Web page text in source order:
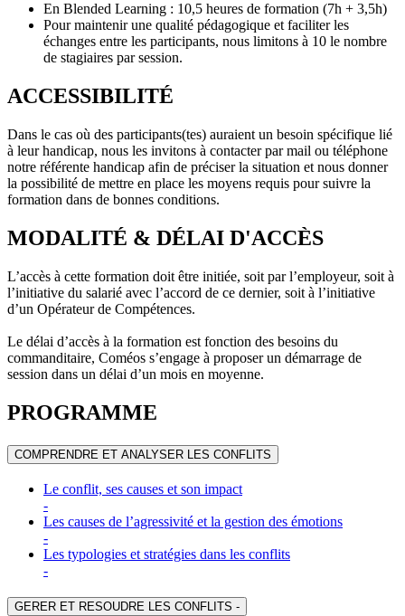
En Blended Learning : 10,5 heures de formation (7h + 3,5h)
Pour maintenir une qualité pédagogique et faciliter les
échanges entre les participants, nous limitons à 10 le nombre
de stagiaires par session.
ACCESSIBILITÉ
Dans le cas où des participants(tes) auraient un besoin spécifique lié
à leur handicap, nous les invitons à contacter par mail ou téléphone
notre référente handicap afin de préciser la situation et nous donner
la possibilité de mettre en place les moyens requis pour suivre la
formation dans de bonnes conditions.
MODALITÉ & DÉLAI D'ACCÈS
L’accès à cette formation doit être initiée, soit par l’employeur, soit à
l’initiative du salarié avec l’accord de ce dernier, soit à l’initiative
d’un Opérateur de Compétences.
Le délai d’accès à la formation est fonction des besoins du
commanditaire, Coméos s’engage à proposer un démarrage de
session dans un délai d’un mois en moyenne.
PROGRAMME
COMPRENDRE ET ANALYSER LES CONFLITS
Le conflit, ses causes et son impact
-
Les causes de l’agressivité et la gestion des émotions
-
Les typologies et stratégies dans les conflits
-
GERER ET RESOUDRE LES CONFLITS -